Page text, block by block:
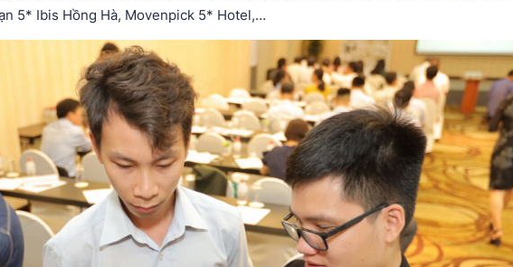
5* Ibis Hồng Hà, Movenpick 5* Hotel,…